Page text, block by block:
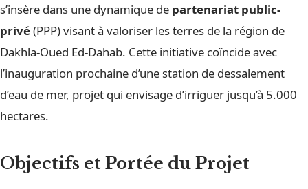
s’insère dans une dynamique de partenariat public-
privé(PPP) visant à valoriser les terres de la région de
Dakhla-Oued Ed-Dahab. Cette initiative coïncide avec
l’inauguration prochaine d’une station de dessalement
d’eau de mer, projet qui envisage d’irriguer jusqu’à 5.000
hectares.
Objectifs et Portée du Projet